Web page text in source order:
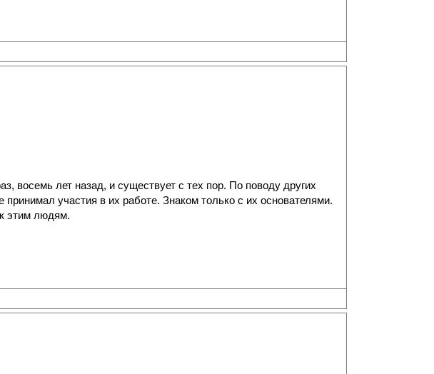
восемь лет назад, и существует с тех пор. По поводу других
участия в их работе. Знаком только с их основателями.
этим людям.